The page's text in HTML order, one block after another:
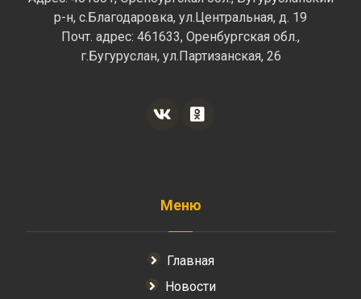
р-н, с.Благодаровка, ул.Центральная, д. 19
Почт. адрес: 461633, Оренбургская обл.,
г.Бугуруслан, ул.Партизанская, 26
Меню
Главная
Новости